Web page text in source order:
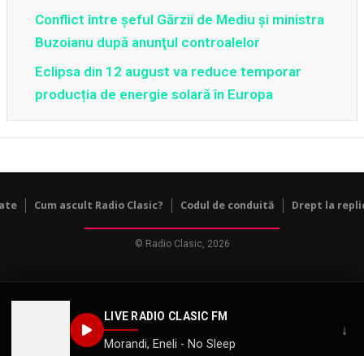
LIVE RADIO CLASIC FM
Morandi, Eneli - No Sleep
↓
Conflict între şeful Gărzii de Mediu şi ministra
Buzoianu după anunţul controalelor
Eclipsa din 12 august va reduce temporar
producția de energie solară în Europa
Cum ascult Radio Clasic? Codul de conduită Drept la
© Radio Clasic, 2026